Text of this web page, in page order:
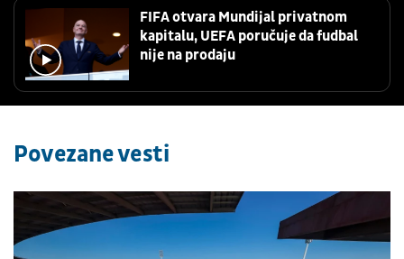
FIFA otvara Mundijal privatnom
kapitalu, UEFA poručuje da fudbal
nije na prodaju
Povezane vesti